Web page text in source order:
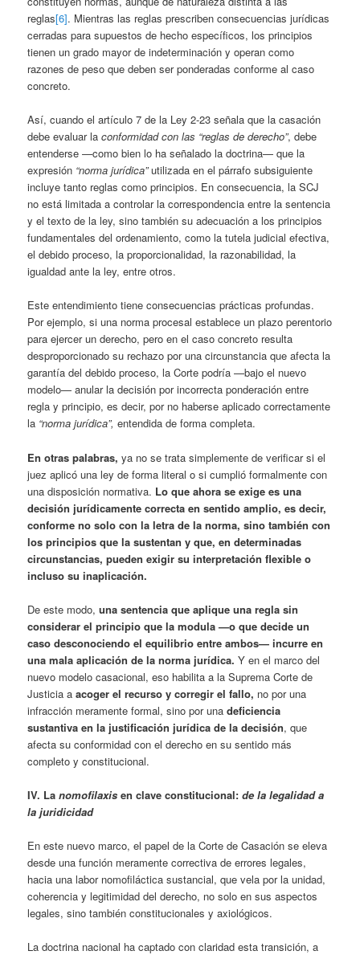
reglas[6]. Mientras las reglas prescriben consecuencias jurídicas
cerradas para supuestos de hecho específicos, los principios
tienen un grado mayor de indeterminación y operan como
razones de peso que deben ser ponderadas conforme al caso
concreto.
Así, cuando el artículo 7 de la Ley 2-23 señala que la casación
debe evaluar laconformidad con las “reglas de derecho”, debe
entenderse —como bien lo ha señalado la doctrina— que la
expresión “norma jurídica”utilizada en el párrafo subsiguiente
incluye tanto reglas como principios. En consecuencia, la SCJ
no está limitada a controlar la correspondencia entre la sentencia
y el texto de la ley, sino también su adecuación a los principios
fundamentales del ordenamiento, como la tutela judicial efectiva,
el debido proceso, la proporcionalidad, la razonabilidad, la
igualdad ante la ley, entre otros.
Este entendimiento tiene consecuencias prácticas profundas.
Por ejemplo, si una norma procesal establece un plazo perentorio
para ejercer un derecho, pero en el caso concreto resulta
desproporcionado su rechazo por una circunstancia que afecta la
garantía del debido proceso, la Corte podría —bajo el nuevo
modelo— anular la decisión por incorrecta ponderación entre
regla y principio, es decir, por no haberse aplicado correctamente
la “norma jurídica”, entendida de forma completa.
En otras palabras, ya no se trata simplemente de verificar si el
juez aplicó una ley de forma literal o si cumplió formalmente con
una disposición normativa. Lo que ahora se exige es una
decisión jurídicamente correcta en sentido amplio, es decir,
conforme no solo con la letra de la norma, sino también con
los principios que la sustentan y que, en determinadas
circunstancias, pueden exigir su interpretación flexible o
incluso su inaplicación.
De este modo,una sentencia que aplique una regla sin
considerar el principio que la modula —o que decide un
caso desconociendo el equilibrio entre ambos— incurre en
una mala aplicación de la norma jurídica. Y en el marco del
nuevo modelo casacional, eso habilita a la Suprema Corte de
Justicia aacoger el recurso y corregir el fallo, no por una
infracción meramente formal, sino por unadeficiencia
sustantiva en la justificación jurídica de la decisión, que
afecta su conformidad con el derecho en su sentido más
completo y constitucional.
IV. Lanomofilaxisen clave constitucional:de la legalidad a
la juridicidad
En este nuevo marco, el papel de la Corte de Casación se eleva
desde una función meramente correctiva de errores legales,
hacia una labor nomofiláctica sustancial, que vela por la unidad,
coherencia y legitimidad del derecho, no solo en sus aspectos
legales, sino también constitucionales y axiológicos.
La doctrina nacional ha captado con claridad esta transición, a